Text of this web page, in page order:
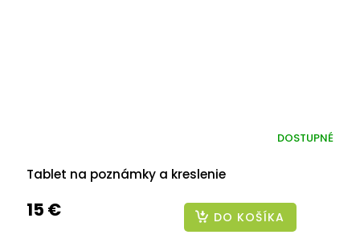
Tablet na poznámky a kreslenie
DOSTUPNÉ
15 € DO KOŠÍKA